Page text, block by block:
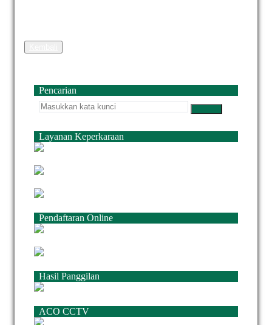
Pencarian
Layanan Keperkaraan
Pendaftaran Online
Hasil Panggilan
ACO CCTV